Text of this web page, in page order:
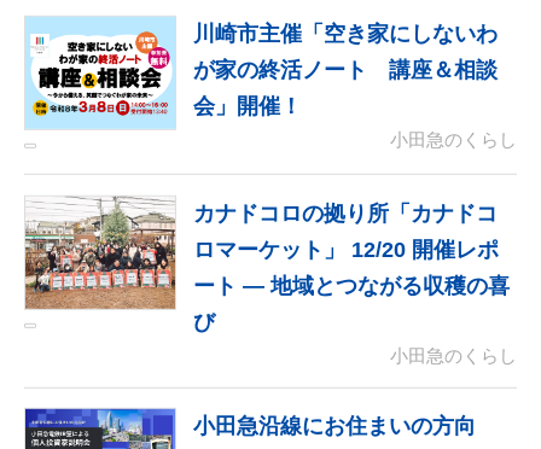
川崎市主催「空き家にしないわ
が家の終活ノート 講座＆相談
会」開催！
小田急のくらし
カナドコロの拠り所「カナドコ
ロマーケット」 12/20 開催レポ
ート ― 地域とつながる収穫の喜
び
小田急のくらし
小田急沿線にお住まいの方向